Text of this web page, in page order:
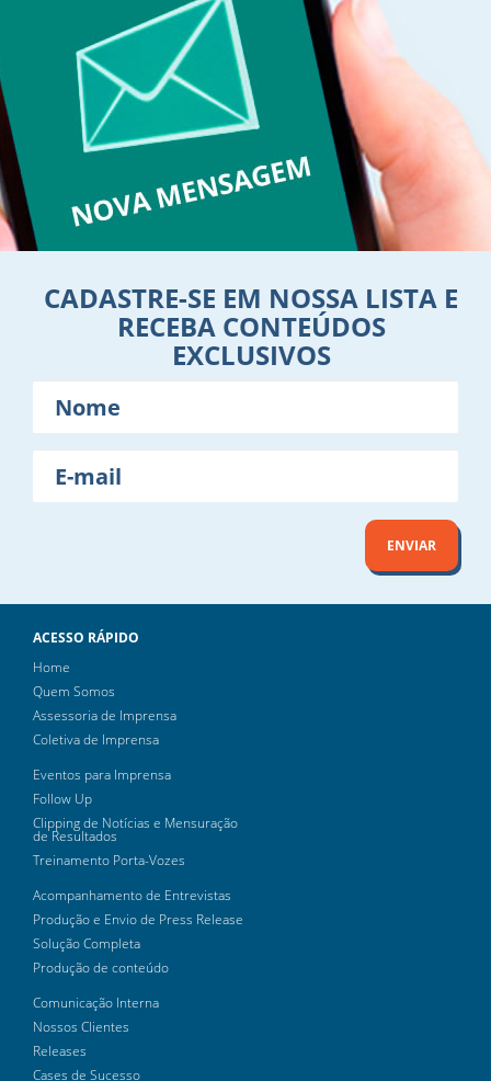
CADASTRE-SE EM NOSSA LISTA E
RECEBA CONTEÚDOS
EXCLUSIVOS
mail
ENVIAR
ACESSO RÁPIDO
Home
Quem Somos
Assessoria de Imprensa
Coletiva de Imprensa
Eventos para Imprensa
Follow Up
Clipping de Notícias e Mensuração
de Resultados
Treinamento Porta-Vozes
Acompanhamento de Entrevistas
Produção e Envio de Press Release
Solução Completa
Produção de conteúdo
Comunicação Interna
Nossos Clientes
Releases
Cases de Sucesso